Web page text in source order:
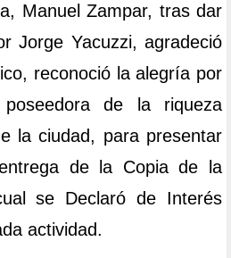
Manuel Zampar, tras dar
Jorge Yacuzzi, agradeció
reconoció la alegría por
poseedora de la riqueza
la ciudad, para presentar
de la Copia de la
se Declaró de Interés
actividad.